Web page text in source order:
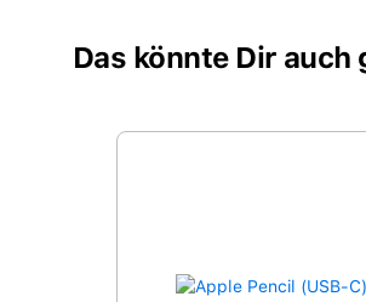
Das könnte Dir auch
Produktgalerie überspringen